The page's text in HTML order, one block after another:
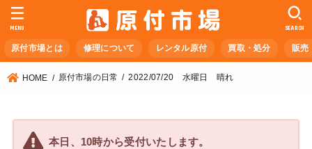
原付市場とは 修理について レンタル原付 買取・処分 販売
SEARCH
MENU
HOME 原付市場の日常 2022/07/20 水曜日 晴れ
本日、10時から受付いたします。